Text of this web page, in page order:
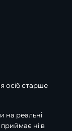
осіб старше
на реальні
ні в